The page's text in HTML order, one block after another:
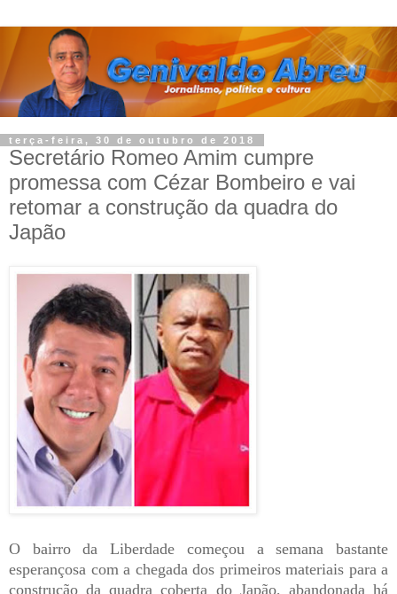
terça-feira, 30 de outubro de 2018
Secretário Romeo Amim cumpre
promessa com Cézar Bombeiro e vai
retomar a construção da quadra do
Japão
O bairro da Liberdade começou a semana bastante
esperançosa com a chegada dos primeiros materiais para a
construção da quadra coberta do Japão, abandonada há